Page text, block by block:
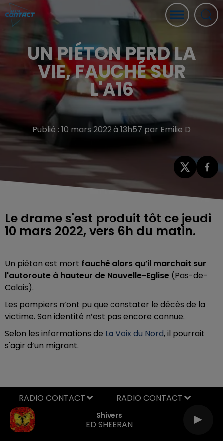
UN PIÉTON PERD LA
VIE, FAUCHÉ SUR
L'A16
Publié : 10 mars 2022 à 13h57 par Emilie D
Le drame s'est produit tôt ce jeudi
10 mars 2022, vers 6h du matin.
Un piéton est mort fauché alors qu’il marchait sur
l'autoroute à hauteur de Nouvelle-Eglise (Pas-de-
Calais).
Les pompiers n’ont pu que constater le décès de la
victime. Son identité n’est pas encore connue.
Selon les informations de La Voix du Nord, il pourrait
s'agir d’un migrant.
Shivers
ED SHEERAN
RADIO CONTACT